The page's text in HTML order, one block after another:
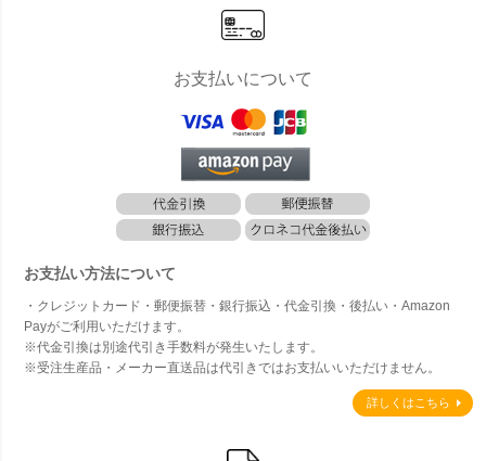
お支払いについて
お支払い方法について
・クレジットカード・郵便振替・銀行振込・代金引換・後払い・Amazon
Payがご利用いただけます。
※代金引換は別途代引き手数料が発生いたします。
※受注生産品・メーカー直送品は代引きではお支払いいただけません。
詳しくはこちら